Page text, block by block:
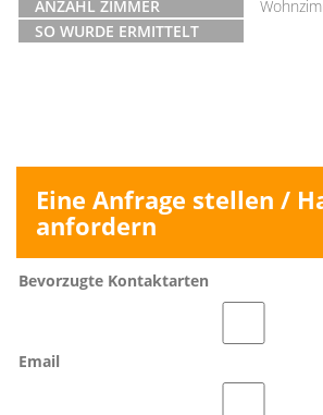
ANZAHL ZIMMER
SO WURDE ERMITTELT
Eine Anfrage stellen /
anfordern
Bevorzugte Kontaktarten
Email